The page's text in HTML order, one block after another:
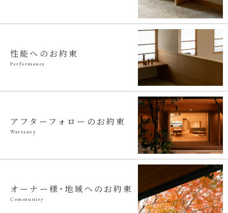
性能へのお約束
Performance
アフターフォローのお約束
Warranty
オーナー様・地域へのお約束
Community